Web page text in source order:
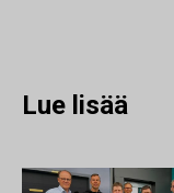
Lue lisää